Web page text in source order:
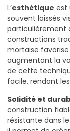
L’esthétique est
souvent laissés
particulièrement
constructions
mortaise
augmentant la
de cette
facile, rendant
Solidité et
construction
résistante dans